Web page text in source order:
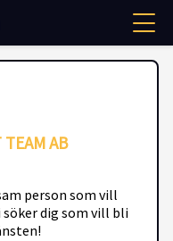
AB
person som vill
dig som vill bli